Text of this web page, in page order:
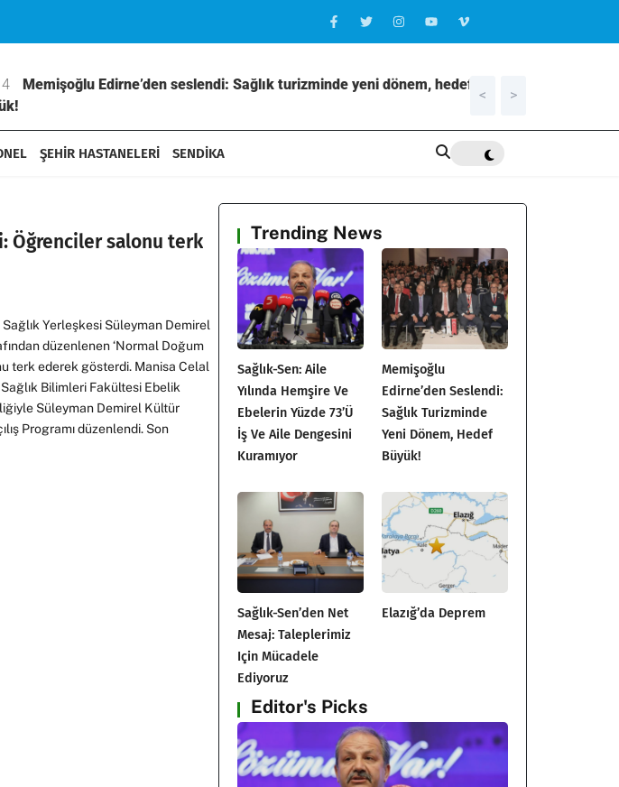
Memişoğlu Edirne’den seslendi: Sağlık turizminde yeni dönem, hedef
21:31
< >
ŞEHİR HASTANELERİ SENDİKA
Öğrenciler salonu terk
Yerleşkesi Süleyman Demirel
düzenlenen ‘Normal Doğum
terk ederek gösterdi. Manisa Celal
Bilimleri Fakültesi Ebelik
Süleyman Demirel Kültür
Programı düzenlendi. Son
Trending News
Sağlık-Sen: Aile
Yılında Hemşire Ve
Ebelerin Yüzde 73’ü
İş Ve Aile Dengesini
Kuramıyor
Memişoğlu
Edirne’den Seslendi:
Sağlık Turizminde
Yeni Dönem, Hedef
Büyük!
Sağlık-Sen’den Net
Mesaj: Taleplerimiz
Için Mücadele
Ediyoruz
Elazığ’da Deprem
Editor's Picks